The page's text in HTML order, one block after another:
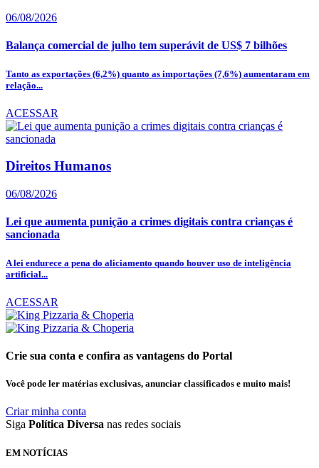
06/08/2026
Balança comercial de julho tem superávit de US$ 7 bilhões
Tanto as exportações (6,2%) quanto as importações (7,6%) aumentaram em
relação...
ACESSAR
Direitos Humanos
06/08/2026
Lei que aumenta punição a crimes digitais contra crianças é
sancionada
A lei endurece a pena do aliciamento quando houver uso de inteligência
artificial...
ACESSAR
Crie sua conta e confira as vantagens do Portal
Você pode ler matérias exclusivas, anunciar classificados e muito mais!
Criar minha conta
Siga Política Diversa nas redes sociais
EM NOTÍCIAS